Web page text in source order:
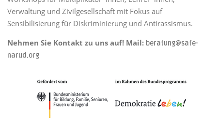
Verwaltung und Zivilgesellschaft mit Fokus auf
Sensibilisierung für Diskriminierung und Antirassismus.
Nehmen Sie Kontakt zu uns auf! Mail: beratung@safe-
narud.org